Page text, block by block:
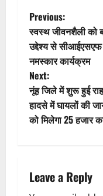
P
o
s
t
n
v
Previous:
स्वस्थ जीवनशैली को
उद्देश्य से सीआईएसएफ
नमस्कार कार्यक्रम
Next:
नूंह जिले में शुरू हुई
हादसे में घायलों की
को मिलेगा 25 हजार
Leave a Reply